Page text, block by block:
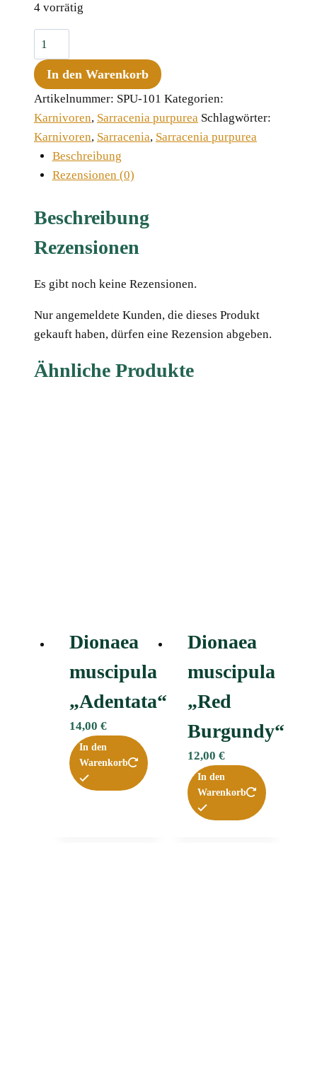
4 vorrätig
Sarracenia
purpurea
ssp.
venosa
var.
montana
MK
PV19
montana
10-
cm
In den Warenkorb
Artikelnummer: SPU-101 Kategorien:
Karnivoren, Sarracenia purpurea Schlagwörter:
Karnivoren, Sarracenia, Sarracenia purpurea
Beschreibung
Rezensionen (0)
Beschreibung
Rezensionen
Es gibt noch keine Rezensionen.
Nur angemeldete Kunden, die dieses Produkt
gekauft haben, dürfen eine Rezension abgeben.
Ähnliche Produkte
Dionaea
muscipula
„Adentata“ﾠ
14,00 €
In den
Warenkorb
Dionaea
muscipula
„Red
Burgundy“
12,00 €
In den
Warenkorb